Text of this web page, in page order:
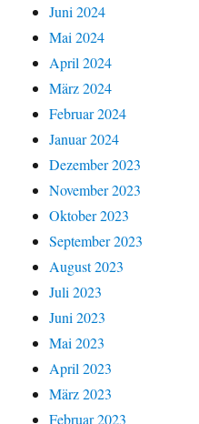
Juni 2024
Mai 2024
April 2024
März 2024
Februar 2024
Januar 2024
Dezember 2023
November 2023
Oktober 2023
September 2023
August 2023
Juli 2023
Juni 2023
Mai 2023
April 2023
März 2023
Februar 2023